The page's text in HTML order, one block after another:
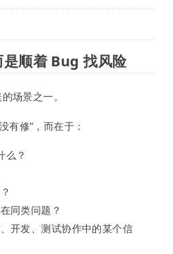
顺着 Bug 找风险
场景之一。
有修”，而在于：
么？
同类问题？
开发、测试协作中的某个信